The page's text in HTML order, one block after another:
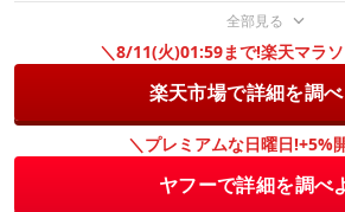
全部見る
＼8/11(火)01:59まで!楽天マラ
楽天市場で詳細を調
＼プレミアムな日曜日!+5%
ヤフーで詳細を調べ